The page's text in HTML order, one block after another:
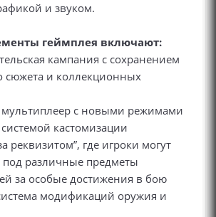
и звуком.
геймплея включают:
кампания с сохранением
сюжета и коллекционных
с новыми режимами
кастомизации
реквизитом”, где игроки могут
под различные предметы
за особые достижения в бою
модификаций оружия и